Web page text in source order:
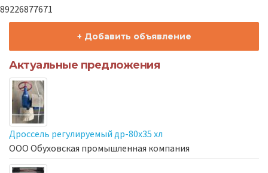
89226877671
+ Добавить объявление
Актуальные предложения
Дроссель регулируемый др-80х35 хл
ООО Обуховская промышленная компания